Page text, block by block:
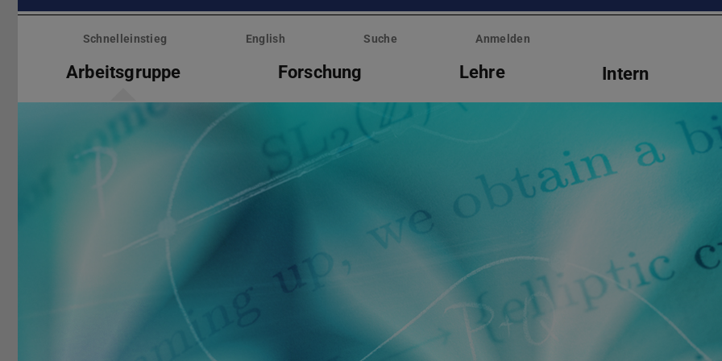
Menü
überspringenSchnelleinstieg English Suche Anmelden
Arbeitsgruppe Forschung Lehre Intern